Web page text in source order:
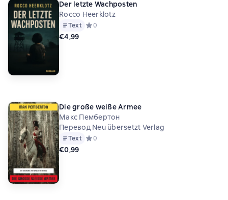
Der letzte Wachposten
Rocco Heerklotz
Text Средний рейтинг 0 на основе 0 оценок
0
€4,99
Die große weiße Armee
Макс Пембертон
Перевод Neu übersetzt Verlag
Text Средний рейтинг 0 на основе 0 оценок
0
€0,99